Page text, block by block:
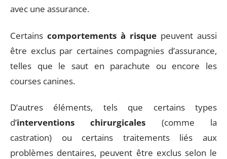
avec une assurance.
Certains comportements à risque peuvent aussi
être exclus par certaines compagnies d’assurance,
telles que le saut en parachute ou encore les
courses canines.
D’autres éléments, tels que certains types
d’interventions chirurgicales (comme la
castration) ou certains traitements liés aux
problèmes dentaires, peuvent être exclus selon le